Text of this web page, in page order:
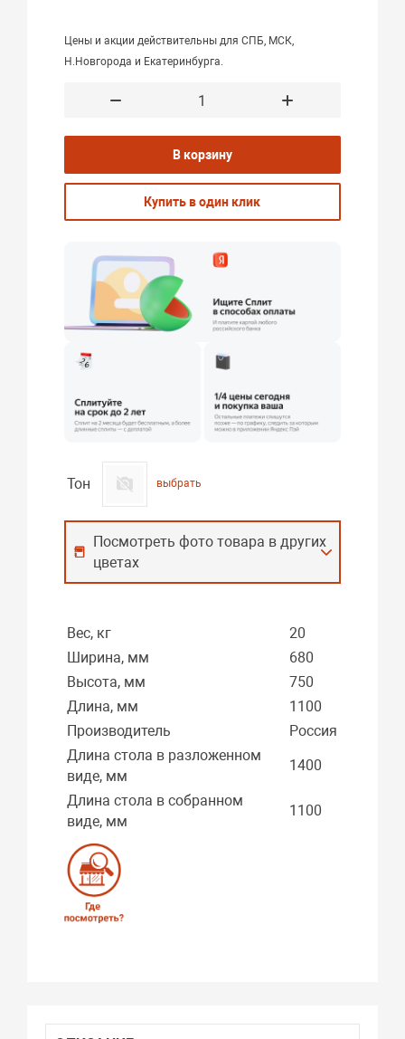
Цены и акции действительны для СПБ, МСК,
Н.Новгорода и Екатеринбурга.
В корзину
Купить в один клик
Тон выбрать
Посмотреть фото товара в других
цветах
Вес, кг
20
Ширина, мм
680
Высота, мм
750
Длина, мм
1100
Производитель
Россия
Длина стола в разложенном
виде, мм
1400
Длина стола в собранном
виде, мм
1100